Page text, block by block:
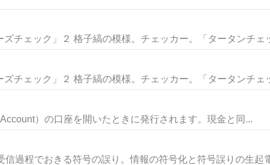
ズチェック」２ 格子縞の模様。チェッカー。「タータンチェ
ズチェック」２ 格子縞の模様。チェッカー。「タータンチェ
）の口座を開いたときに発行されます。現金と同...
過程でおきる符号の誤り。情報の符号化と符号誤りの生起